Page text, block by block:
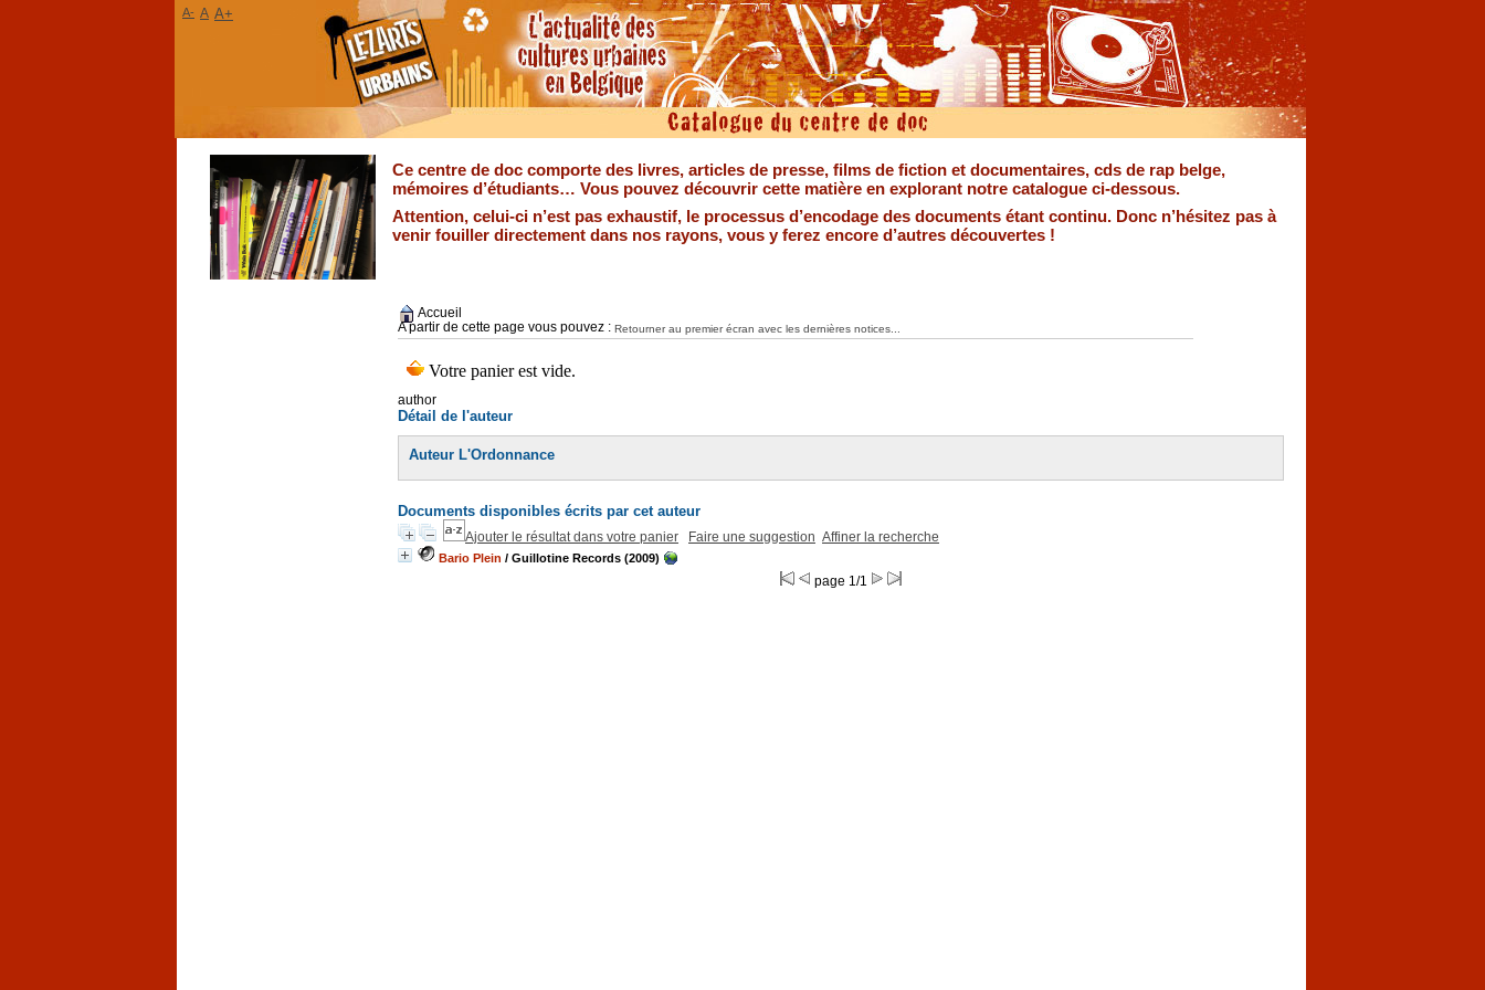
Ce centre de doc comporte des livres, articles de presse, films de fiction et documentaires, cds de rap belge,
mémoires d’étudiants… Vous pouvez découvrir cette matière en explorant notre catalogue ci-dessous.
Attention, celui-ci n’est pas exhaustif, le processus d’encodage des documents étant continu. Donc n’hésitez pas à
venir fouiller directement dans nos rayons, vous y ferez encore d’autres découvertes !
Accueil
A partir de cette page vous pouvez : Retourner au premier écran avec les dernières notices...
author
Détail de l'auteur
Auteur L'Ordonnance
Documents disponibles écrits par cet auteur
Ajouter le résultat dans votre panier Faire une suggestion Affiner la recherche
Bario Plein / Guillotine Records (2009)
page 1/1
A- A A+